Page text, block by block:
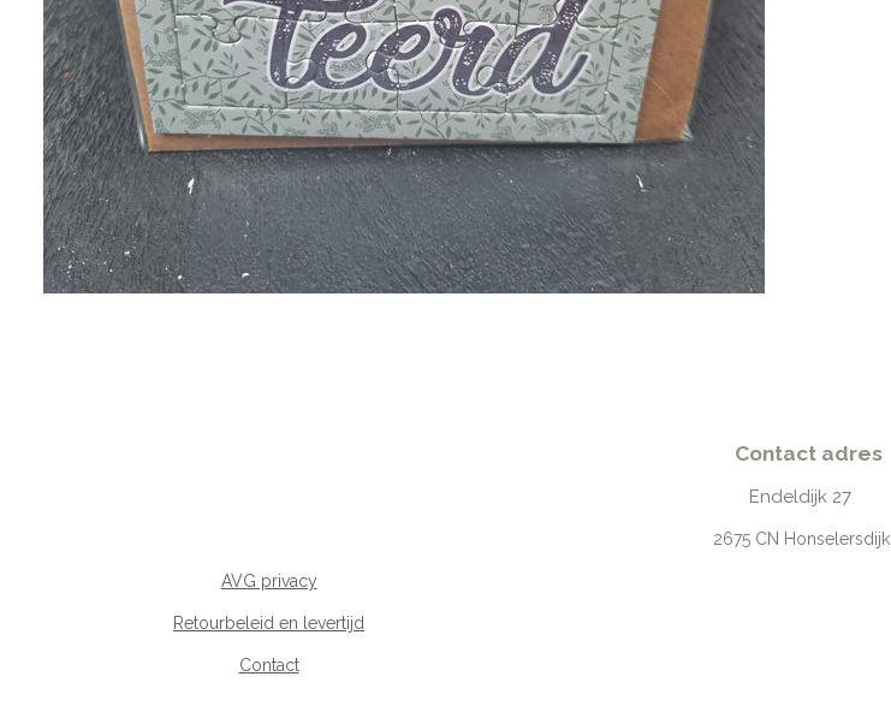
Contact adres
Endeldijk 27
2675 CN Honselersdijk
AVG privacy
Retourbeleid en levertijd
Contact